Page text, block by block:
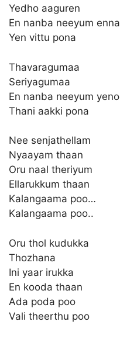
Yedho aaguren
En nanba neeyum enna
Yen vittu pona
Thavaragumaa
Seriyagumaa
En nanba neeyum yeno
Thani aakki pona
Nee senjathellam
Nyaayam thaan
Oru naal theriyum
Ellarukkum thaan
Kalangaama poo…
Kalangaama poo..
Oru thol kudukka
Thozhana
Ini yaar irukka
En kooda thaan
Ada poda poo
Vali theerthu poo